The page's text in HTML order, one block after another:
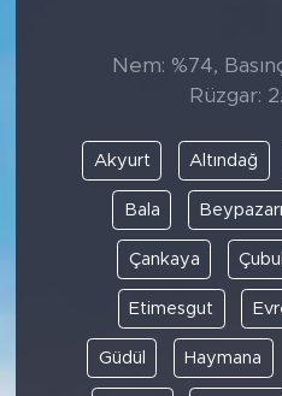
Nem: %74,
Rüzgar:
Akyurt Altındağ
Bala Beypazarı
Çankaya
Etimesgut
Güdül Haymana
DİNİ
POLİTİKA
EKONOMİ
KÜLTÜR SANAT
YAŞAM